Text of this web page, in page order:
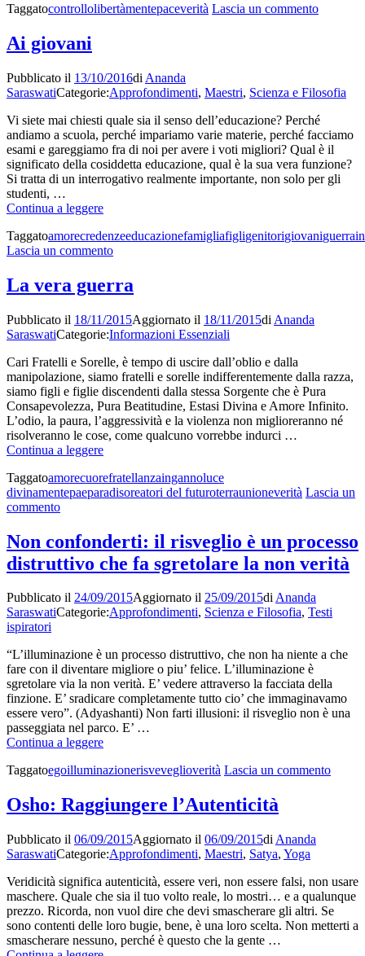
che
–
Adyashanti
Taggatocontrollolibertàmentepaceverità Lascia un commentosu
in
–
Ai giovani
Pubblicato il 13/10/2016di Ananda
SaraswatiCategorie:Approfondimenti, Maestri, Scienza e Filosofia
Vi siete mai chiesti quale sia il senso dell’educazione? Perché
andiamo a scuola, perché impariamo varie materie, perché facciamo
esami e gareggiamo fra di noi per avere i voti migliori? Qual è il
significato della cosiddetta educazione, qual è la sua vera funzione?
Si tratta di un interrogativo realmente importante, non solo per gli
studenti, …
Continua a leggereAi
Taggatoamorecredenzeeducazionefamigliafigligenitorigiovaniguerra
Lascia un commentosu
La vera guerra
Pubblicato il 18/11/2015Aggiornato il 18/11/2015di Ananda
SaraswatiCategorie:Informazioni Essenziali
Cari Fratelli e Sorelle, è tempo di uscire dall’oblio e dalla
manipolazione, siamo fratelli e sorelle indifferentemente dalla razza,
siamo figli e figlie discendenti dalla stessa Sorgente che è Pura
Consapevolezza, Pura Beatitudine, Estasi Divina e Amore Infinito.
L’odio, la paura, l’aggressività e la violenza non miglioreranno né
risolveranno le cose, come qualcuno vorrebbe indurci …
Continua a leggereLa
guerra
Taggatoamorecuorefratellanzaingannoluce
divinamentepaeparadisoreatori del futuroterraunioneverità Lascia un
commentosu
vera
guerra
Non confonderti: il risveglio è un processo
distruttivo che fa sgretolare la non verità
Pubblicato il 24/09/2015Aggiornato il 25/09/2015diAnanda
SaraswatiCategorie:Approfondimenti, Scienza e Filosofia, Testi
ispiratori
“L’illuminazione è un processo distruttivo, che non ha niente a che
fare con il diventare migliore o piu’ felice. L’illuminazione è
sgretolare via la non verità. E’ vedere attraverso la facciata della
finzione. E’ sradicare completamente tutto cio’ che immaginavamo
essere vero”. (Adyashanti) Non farti illusioni: il risveglio non è una
passeggiata nel parco. E’ …
Continua a leggereNon
il
è
un
distruttivo
che
sgretolare
la
non
verità
Taggatoegoilluminazionerisveveglioverità Lascia un commentosu
che
fa
Osho: Raggiungere l’Autenticità
Pubblicato il 06/09/2015Aggiornato il 06/09/2015di Ananda
SaraswatiCategorie:Approfondimenti, Maestri, Satya, Yoga
Veridicità significa autenticità, essere veri, non essere falsi, non usare
maschere. Quale che sia il tuo volto reale, lo mostri… e a qualunque
prezzo. Ricorda, non vuol dire che devi smascherare gli altri. Se
sono contenti delle loro bugie, bene, è una loro scelta. Non metterti a
smascherare nessuno, perché è questo che la gente …